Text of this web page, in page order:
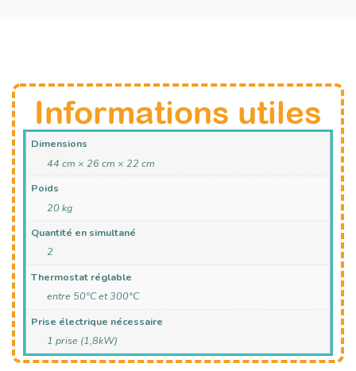
Informations utiles
Dimensions
44 cm × 26 cm × 22 cm
Poids
20 kg
Quantité en simultané
2
Thermostat réglable
entre 50°C et 300°C
Prise électrique nécessaire
1 prise (1,8kW)